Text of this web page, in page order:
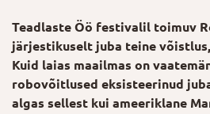
Teadlaste Öö festivalil toimuv
järjestikuselt juba teine
Kuid laias maailmas on
robovõitlused eksisteerinud
algas sellest kui ameeriklane